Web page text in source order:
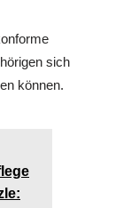
sich
können.